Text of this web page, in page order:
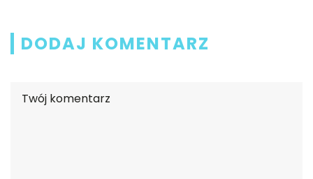
DODAJ KOMENTARZ